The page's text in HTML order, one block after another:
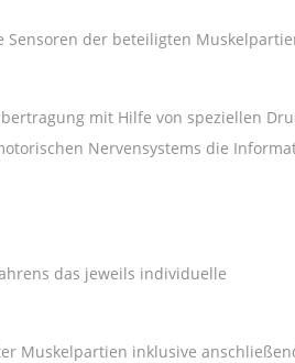
Sensoren der beteiligten
mit Hilfe von speziellen
Nervensystems die
das jeweils individuelle
Muskelpartien inklusive